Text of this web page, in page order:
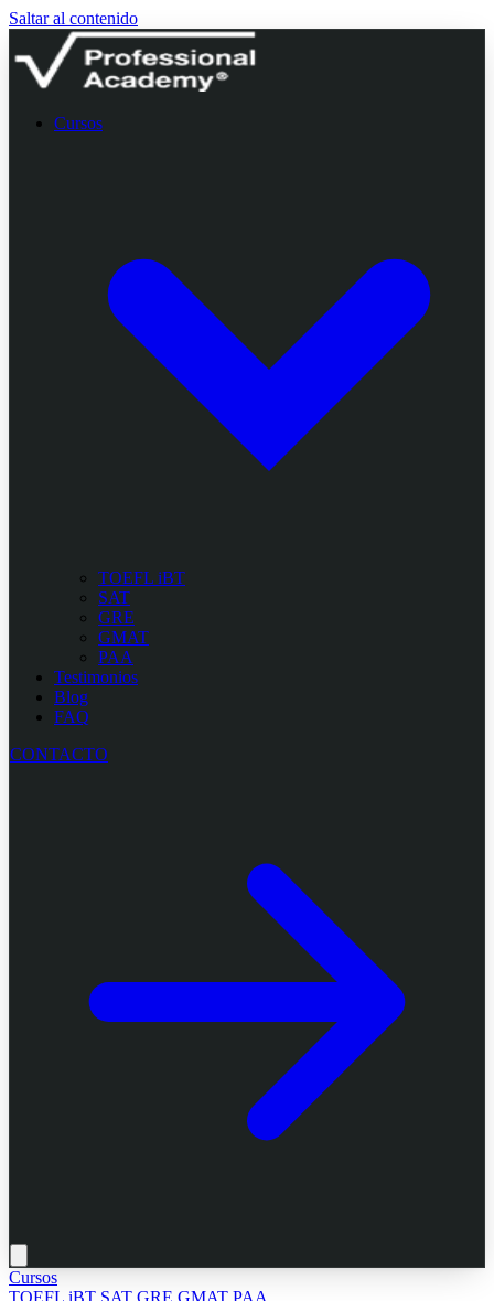
Saltar al contenido
Cursos
TOEFL iBT
SAT
GRE
GMAT
PAA
Testimonios
Blog
FAQ
CONTACTO
Cursos
TOEFL iBT SAT GRE GMAT PAA